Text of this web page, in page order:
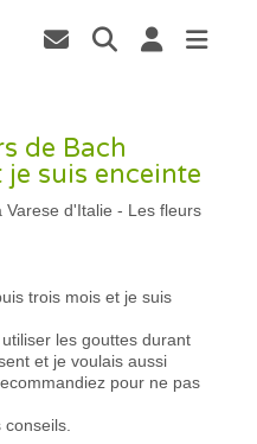
de Bach
suis enceinte
Varese d'Italie - Les fleurs
trois mois et je suis
les gouttes durant
et je voulais aussi
pour ne pas